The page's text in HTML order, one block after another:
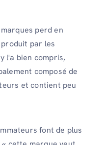
perd en
par les
l'a bien compris,
composé de
et contient peu
font de plus